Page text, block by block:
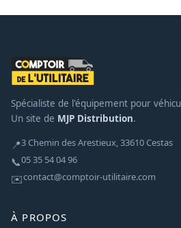
Spécialiste de l'équipement pour
Un site de MJP Distribution.
📍3 Chemin des Arestieux, 33610 Cestas
📞05 35 54 04 96
✉️contact@comptoir-utilitaire.com
À PROPOS